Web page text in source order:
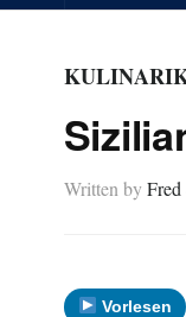
Written by
Vorlesen